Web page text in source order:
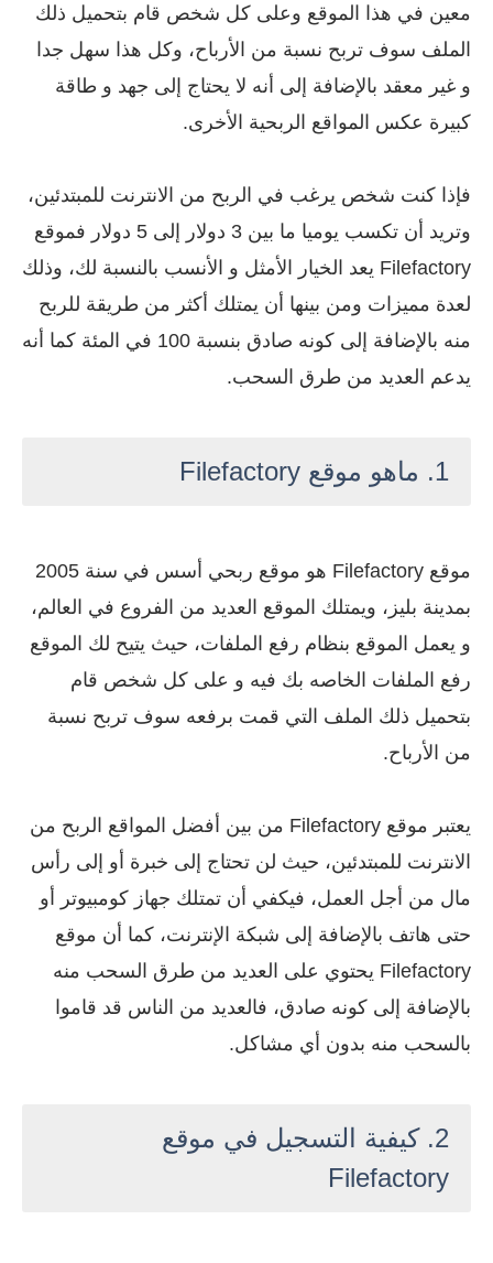
معين في هذا الموقع وعلى كل شخص قام بتحميل ذلك
الملف سوف تربح نسبة من الأرباح، وكل هذا سهل جدا
و غير معقد بالإضافة إلى أنه لا يحتاج إلى جهد و طاقة
كبيرة عكس المواقع الربحية الأخرى.
فإذا كنت شخص يرغب في الربح من الانترنت للمبتدئين،
وتريد أن تكسب يوميا ما بين 3 دولار إلى 5 دولار فموقع
Filefactory يعد الخيار الأمثل و الأنسب بالنسبة لك، وذلك
لعدة مميزات ومن بينها أن يمتلك أكثر من طريقة للربح
منه بالإضافة إلى كونه صادق بنسبة 100 في المئة كما أنه
يدعم العديد من طرق السحب.
1. ماهو موقع Filefactory
موقع Filefactory هو موقع ربحي أسس في سنة 2005
بمدينة بليز، ويمتلك الموقع العديد من الفروع في العالم،
و يعمل الموقع بنظام رفع الملفات، حيث يتيح لك الموقع
رفع الملفات الخاصه بك فيه و على كل شخص قام
بتحميل ذلك الملف التي قمت برفعه سوف تربح نسبة
من الأرباح.
يعتبر موقع Filefactory من بين أفضل المواقع الربح من
الانترنت للمبتدئين، حيث لن تحتاج إلى خبرة أو إلى رأس
مال من أجل العمل، فيكفي أن تمتلك جهاز كومبيوتر أو
حتى هاتف بالإضافة إلى شبكة الإنترنت، كما أن موقع
Filefactory يحتوي على العديد من طرق السحب منه
بالإضافة إلى كونه صادق، فالعديد من الناس قد قاموا
بالسحب منه بدون أي مشاكل.
2. كيفية التسجيل في موقع
Filefactory